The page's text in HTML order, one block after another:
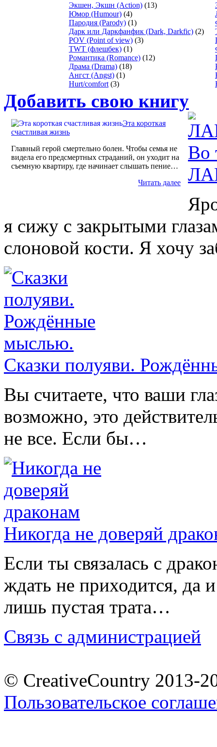
Экшен, Экшн (Action) (13)
Юмор (Humour) (4)
Пародия (Parody) (1)
Дарк или Даркфанфик (Dark, Darkfic) (2)
POV (Point of view) (3)
TWT (флешбек) (1)
Романтика (Romance) (12)
Драма (Drama) (18)
Ангст (Angst) (1)
Hurt/comfort (3)
Добавить свою книгу
Эта короткая
счастливая жизнь
Главный герой смертельно болен. Чтобы семья не
видела его предсмертных страданий, он уходит на
съемную квартиру, где начинает слышать пение…
Читать далее
я сижу с закрытыми
слоновой кости. Я хочу
Сказки полуяви.
Вы считаете, что ваши
возможно, это
не все. Если бы…
Никогда не доверяй
Если ты связалась с
ждать не приходится, да
лишь пустая трата…
Связь с администрацией
© CreativeCountry 2013-
Пользовательское